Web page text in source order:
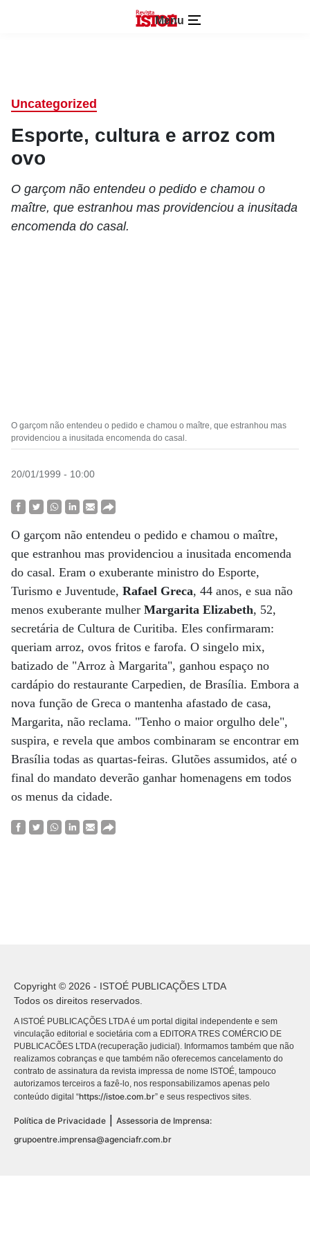
Menu
Uncategorized
Esporte, cultura e arroz com
ovo
O garçom não entendeu o pedido e chamou o
maître, que estranhou mas providenciou a inusitada
encomenda do casal.
O garçom não entendeu o pedido e chamou o maître, que estranhou mas
providenciou a inusitada encomenda do casal.
20/01/1999 - 10:00
O garçom não entendeu o pedido e chamou o maître,
que estranhou mas providenciou a inusitada encomenda
do casal. Eram o exuberante ministro do Esporte,
Turismo e Juventude, Rafael Greca, 44 anos, e sua não
menos exuberante mulher Margarita Elizabeth, 52,
secretária de Cultura de Curitiba. Eles confirmaram:
queriam arroz, ovos fritos e farofa. O singelo mix,
batizado de "Arroz à Margarita", ganhou espaço no
cardápio do restaurante Carpedien, de Brasília. Embora a
nova função de Greca o mantenha afastado de casa,
Margarita, não reclama. "Tenho o maior orgulho dele",
suspira, e revela que ambos combinaram se encontrar em
Brasília todas as quartas-feiras. Glutões assumidos, até o
final do mandato deverão ganhar homenagens em todos
os menus da cidade.
Copyright © 2026 - ISTOÉ PUBLICAÇÕES LTDA
Todos os direitos reservados.
A ISTOÉ PUBLICAÇÕES LTDA é um portal digital independente e sem
vinculação editorial e societária com a EDITORA TRES COMÉRCIO DE
PUBLICACÕES LTDA (recuperação judicial). Informamos também que não
realizamos cobranças e que também não oferecemos cancelamento do
contrato de assinatura da revista impressa de nome ISTOÉ, tampouco
autorizamos terceiros a fazê-lo, nos responsabilizamos apenas pelo
conteúdo digital “https://istoe.com.br” e seus respectivos sites.
Política de Privacidade
Assessoria de Imprensa:
grupoentre.imprensa@agenciafr.com.br